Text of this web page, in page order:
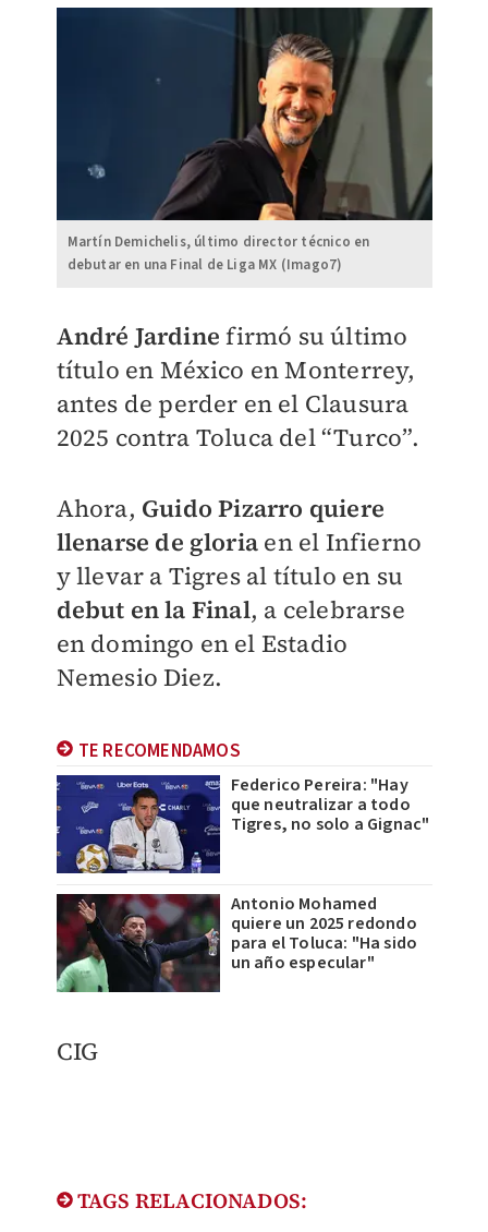
Martín Demichelis, último director técnico en
debutar en una Final de Liga MX (Imago7)
André Jardinefirmó su último
título en México en Monterrey,
antes de perder en el Clausura
2025 contra Toluca del “Turco”.
Ahora, Guido Pizarro quiere
llenarse de gloria en el Infierno
y llevar a Tigres al título en su
debut en la Final, a celebrarse
en domingo en el Estadio
Nemesio Diez.
TE RECOMENDAMOS
Federico Pereira: "Hay
que neutralizar a todo
Tigres, no solo a Gignac"
Antonio Mohamed
quiere un 2025 redondo
para el Toluca: "Ha sido
un año especular"
​CIG
TAGS RELACIONADOS: